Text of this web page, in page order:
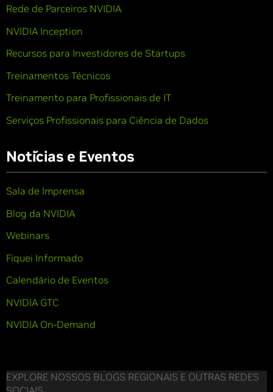
Rede de Parceiros NVIDIA
NVIDIA Inception
Recursos para Investidores de Startups
Treinamentos Técnicos
Treinamento para Profissionais de IT
Serviços Profissionais para Ciência de Dados
Notícias e Eventos
Sala de Imprensa
Blog da NVIDIA
Webinars
Fiquei Informado
Calendário de Eventos
NVIDIA GTC
NVIDIA On-Demand
EXPLORE NOSSOS BLOGS REGIONAIS E OUTRAS REDES